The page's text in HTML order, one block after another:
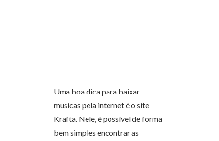
Uma boa dica para baixar
musicas pela internet é o site
Krafta. Nele, é possível de forma
bem simples encontrar as